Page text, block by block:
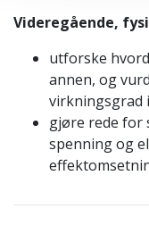
Videregående,
utforske
annen, og
virkningsgrad
gjøre rede for
spenning og